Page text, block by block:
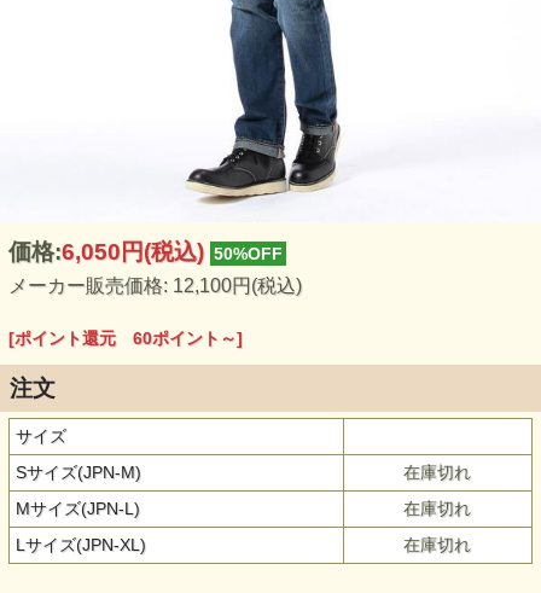
価格:6,050円(税込) 50%OFF
メーカー販売価格: 12,100円(税込)
[ポイント還元 60ポイント～]
注文
サイズ
Sサイズ(JPN-M)
在庫切れ
Mサイズ(JPN-L)
在庫切れ
Lサイズ(JPN-XL)
在庫切れ